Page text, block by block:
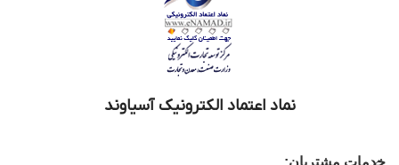
نماد اعتماد الکترونیک آسیاوند
خدمات مشتریان: